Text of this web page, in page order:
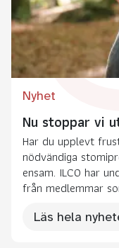
Nyhet
Nu stoppar vi
Har du upplevt
nödvändiga
ensam. ILCO har
från medlemmar
Läs hela